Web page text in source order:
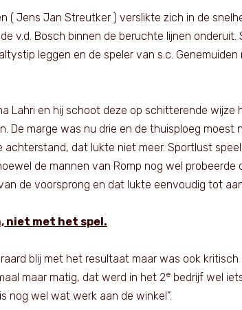
( Jens Jan Streutker ) verslikte zich in de
v.d. Bosch binnen de beruchte lijnen
leggen en de speler van s.c.
Lahri en hij schoot deze op schitterende wijze
De marge was nu drie en de thuisploeg moest
dat lukte niet meer. Sportlust
de mannen van Romp nog wel probeerde
de voorsprong en dat lukte eenvoudig tot
niet met het spel.
blij met het resultaat maar was ook
maar matig, dat werd in het 2e bedrijf wel
nog wel wat werk aan de winkel”.